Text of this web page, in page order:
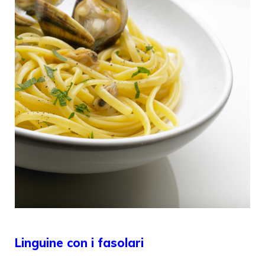
Linguine con i fasolari